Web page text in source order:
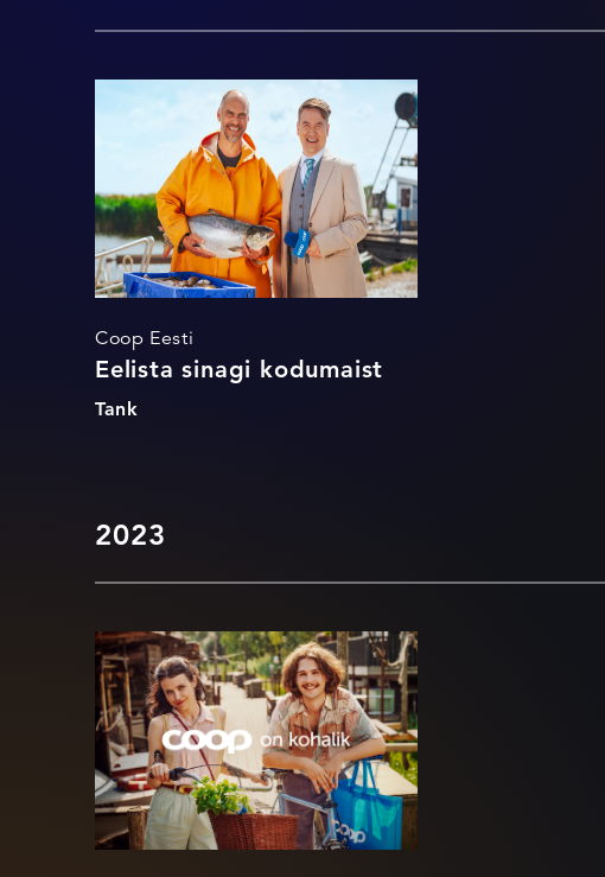
Eelista sinagi
kodumaist
Coop Eesti
Eelista sinagi kodumaist
Tank
2023
Coop on kohalik